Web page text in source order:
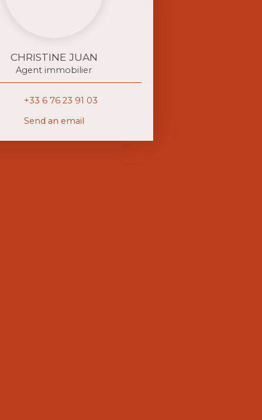
CHRISTINE JUAN
Agent immobilier
+33 6 76 23 91 03
Send an email